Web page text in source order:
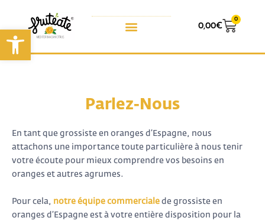
Ouvrir la barre d’outils0,00€
0
Parlez-Nous
En tant que grossiste en oranges d’Espagne, nous
attachons une importance toute particulière à nous tenir
votre écoute pour mieux comprendre vos besoins en
oranges et autres agrumes.
Pour cela, notre équipe commerciale de grossiste en
oranges d’Espagne est à votre entière disposition pour la